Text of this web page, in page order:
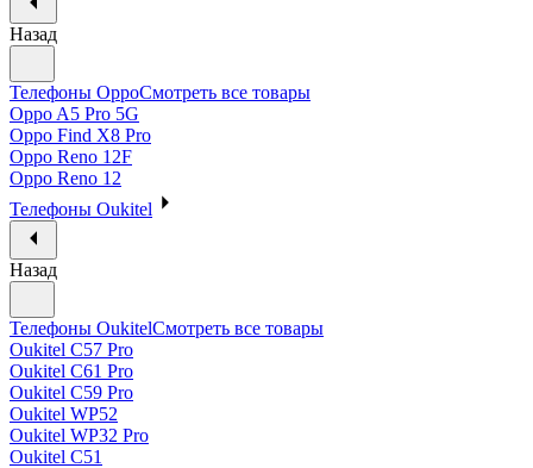
Назад
Телефоны OppoСмотреть все товары
Oppo A5 Pro 5G
Oppo Find X8 Pro
Oppo Reno 12F
Oppo Reno 12
Телефоны Oukitel
Назад
Телефоны OukitelСмотреть все товары
Oukitel C57 Pro
Oukitel C61 Pro
Oukitel C59 Pro
Oukitel WP52
Oukitel WP32 Pro
Oukitel C51